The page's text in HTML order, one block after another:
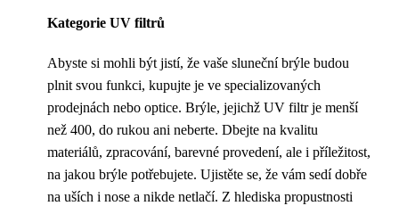
Kategorie UV filtrů
Abyste si mohli být jistí, že vaše sluneční brýle budou
plnit svou funkci, kupujte je ve specializovaných
prodejnách nebo optice. Brýle, jejichž UV filtr je menší
než 400, do rukou ani neberte. Dbejte na kvalitu
materiálů, zpracování, barevné provedení, ale i příležitost,
na jakou brýle potřebujete. Ujistěte se, že vám sedí dobře
na uších i nose a nikde netlačí. Z hlediska propustnosti